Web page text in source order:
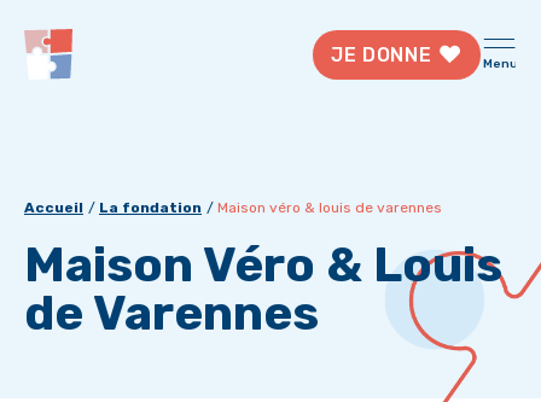
JE DONNE Menu
Accueil La fondation Maison véro & louis de varennes
Maison Véro & Louis
de Varennes